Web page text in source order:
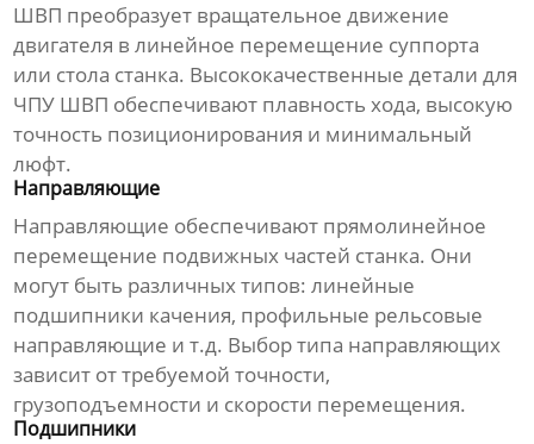
ШВП преобразует вращательное движение
двигателя в линейное перемещение суппорта
или стола станка. Высококачественные детали для
ЧПУ ШВП обеспечивают плавность хода, высокую
точность позиционирования и минимальный
люфт.
Направляющие
Направляющие обеспечивают прямолинейное
перемещение подвижных частей станка. Они
могут быть различных типов: линейные
подшипники качения, профильные рельсовые
направляющие и т.д. Выбор типа направляющих
зависит от требуемой точности,
грузоподъемности и скорости перемещения.
Подшипники